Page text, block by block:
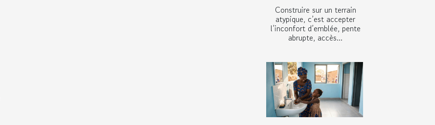
Construire sur un terrain
atypique, c’est accepter
l’inconfort d’emblée, pente
abrupte, accès...